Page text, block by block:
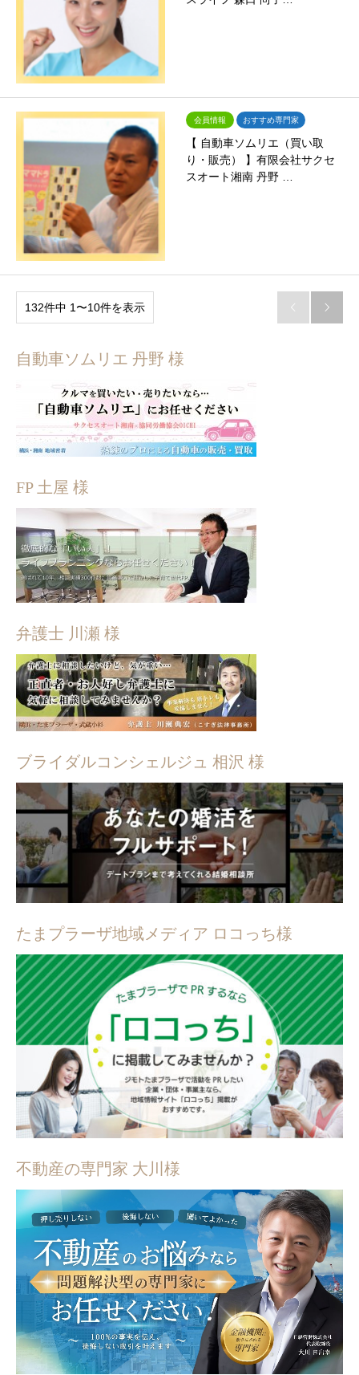
会員情報 おすすめ専門家
【 自動車ソムリエ（買い取
り・販売） 】有限会社サクセ
スオート湘南 丹野 …
132件中 1〜10件を表示  
自動車ソムリエ 丹野 様
FP 土屋 様
弁護士 川瀬 様
ブライダルコンシェルジュ 相沢 様
たまプラーザ地域メディア ロコっち様
不動産の専門家 大川様